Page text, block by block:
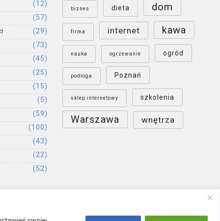
(12)
(57)
(29)
(73)
(45)
(25)
(15)
(5)
(59)
(100)
(43)
(22)
(52)
biznes dieta dom
firma internet kawa
nauka ogrzewanie ogród
podłoga Poznań
sklep internetowy szkolenia
Warszawa wnętrza